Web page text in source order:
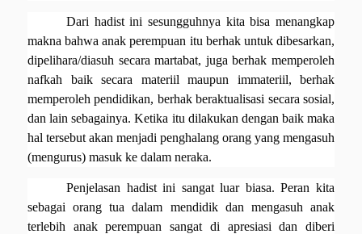
Dari hadist ini sesungguhnya kita bisa menangkap
makna bahwa anak perempuan itu berhak untuk dibesarkan,
dipelihara/diasuh secara martabat, juga berhak memperoleh
nafkah baik secara materiil maupun immateriil, berhak
memperoleh pendidikan, berhak beraktualisasi secara sosial,
dan lain sebagainya. Ketika itu dilakukan dengan baik maka
hal tersebut akan menjadi penghalang orang yang mengasuh
(mengurus) masuk ke dalam neraka.
Penjelasan hadist ini sangat luar biasa. Peran kita
sebagai orang tua dalam mendidik dan mengasuh anak
terlebih anak perempuan sangat di apresiasi dan diberi